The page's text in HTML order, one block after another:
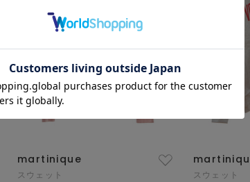
martinique
スウェット スウェット